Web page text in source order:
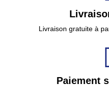
Livraison gratuite à
Paiement